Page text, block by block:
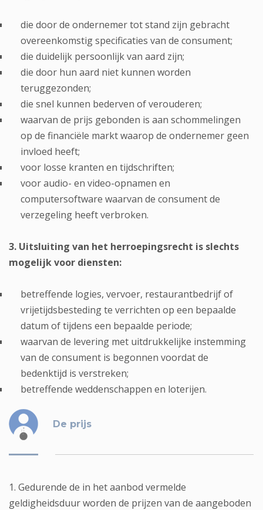
die door de ondernemer tot stand zijn gebracht
overeenkomstig specificaties van de consument;
die duidelijk persoonlijk van aard zijn;
die door hun aard niet kunnen worden
teruggezonden;
die snel kunnen bederven of verouderen;
waarvan de prijs gebonden is aan schommelingen
op de financiële markt waarop de ondernemer geen
invloed heeft;
voor losse kranten en tijdschriften;
voor audio- en video-opnamen en
computersoftware waarvan de consument de
verzegeling heeft verbroken.
3. Uitsluiting van het herroepingsrecht is slechts
mogelijk voor diensten:
betreffende logies, vervoer, restaurantbedrijf of
vrijetijdsbesteding te verrichten op een bepaalde
datum of tijdens een bepaalde periode;
waarvan de levering met uitdrukkelijke instemming
van de consument is begonnen voordat de
bedenktijd is verstreken;
betreffende weddenschappen en loterijen.
De prijs
1. Gedurende de in het aanbod vermelde
geldigheidsduur worden de prijzen van de aangeboden